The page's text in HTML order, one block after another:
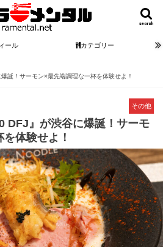
search
ール カテゴリー
誕！サーモン×最先端調理な一杯を体験せよ！
その他
DFJ』が渋谷に爆誕！サーモ
体験せよ！